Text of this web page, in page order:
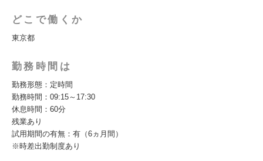
どこで働くか
東京都
勤務時間は
勤務形態：定時間
勤務時間：09:15～17:30
休息時間：60分
残業あり
試用期間の有無：有（6ヵ月間）
※時差出勤制度あり